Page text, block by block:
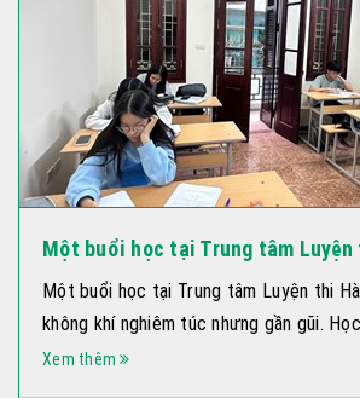
Thông báo Lịch nghỉ Tết dương
Thông báo lịch nghỉ tết dương lịch
tâm luyện thi hà nội
Xem thêm